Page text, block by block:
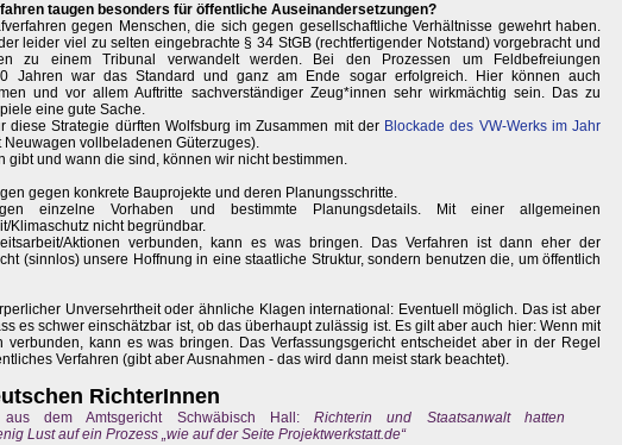
taugen besonders für öffentliche Auseinandersetzungen?
gegen Menschen, die sich gegen gesellschaftliche Verhältnisse gewehrt haben.
leider viel zu selten eingebrachte § 34 StGB (rechtfertigender Notstand) vorgebracht und
zu einem Tribunal verwandelt werden. Bei den Prozessen um Feldbefreiungen
Jahren war das Standard und ganz am Ende sogar erfolgreich. Hier können auch
und vor allem Auftritte sachverständiger Zeug*innen sehr wirkmächtig sein. Das zu
eine gute Sache.
diese Strategie dürften Wolfsburg im Zusammen mit der Blockade des VW-Werks im Jahr
Neuwagen vollbeladenen Güterzuges).
gibt und wann die sind, können wir nicht bestimmen.
gegen konkrete Bauprojekte und deren Planungsschritte.
einzelne Vorhaben und bestimmte Planungsdetails. Mit einer allgemeinen
Klimaschutz nicht begründbar.
Aktionen verbunden, kann es was bringen. Das Verfahren ist dann eher der
(sinnlos) unsere Hoffnung in eine staatliche Struktur, sondern benutzen die, um öffentlich
Unversehrtheit oder ähnliche Klagen international: Eventuell möglich. Das ist aber
es schwer einschätzbar ist, ob das überhaupt zulässig ist. Es gilt aber auch hier: Wenn mit
verbunden, kann es was bringen. Das Verfassungsgericht entscheidet aber in der Regel
Verfahren (gibt aber Ausnahmen - das wird dann meist stark beachtet).
RichterInnen
dem Amtsgericht Schwäbisch Hall:Richterin und Staatsanwalt hatten
Lust auf ein Prozess „wie auf der Seite Projektwerkstatt.de“